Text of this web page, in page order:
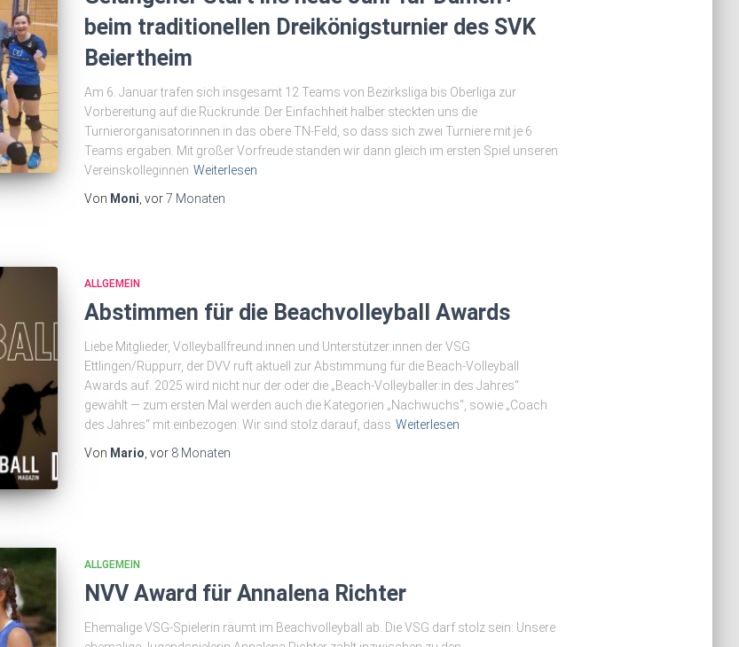
beim traditionellen Dreikönigsturnier des SVK
Beiertheim
Am 6. Januar trafen sich insgesamt 12 Teams von Bezirksliga bis Oberliga zur
Vorbereitung auf die Rückrunde. Der Einfachheit halber steckten uns die
Turnierorganisatorinnen in das obere TN-Feld, so dass sich zwei Turniere mit je 6
Teams ergaben. Mit großer Vorfreude standen wir dann gleich im ersten Spiel unseren
Vereinskolleginnen Weiterlesen
Von Moni, vor7 Monaten
ALLGEMEIN
Abstimmen für die Beachvolleyball Awards
Liebe Mitglieder, Volleyballfreund:innen und Unterstützer:innen der VSG
Ettlingen/Rüppurr, der DVV ruft aktuell zur Abstimmung für die Beach-Volleyball
Awards auf. 2025 wird nicht nur der oder die „Beach-Volleyballer:in des Jahres“
gewählt — zum ersten Mal werden auch die Kategorien „Nachwuchs“, sowie „Coach
des Jahres“ mit einbezogen. Wir sind stolz darauf, dass Weiterlesen
Von Mario, vor 8 Monaten
ALLGEMEIN
NVV Award für Annalena Richter
Ehemalige VSG-Spielerin räumt im Beachvolleyball ab. Die VSG darf stolz sein: Unsere